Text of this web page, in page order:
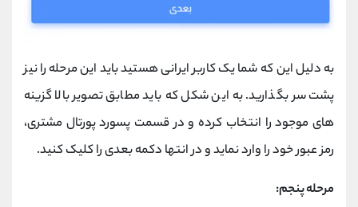
به دلیل این که شما یک کاربر ایرانی هستید باید این مرحله را نیز
پشت سر بگذارید. به این شکل که باید مطابق تصویر بالا گزینه
های موجود را انتخاب کرده و در قسمت پسورد پورتال مشتری،
رمز عبور خود را وارد نماید و در انتها دکمه بعدی را کلیک کنید.
مرحله پنجم: